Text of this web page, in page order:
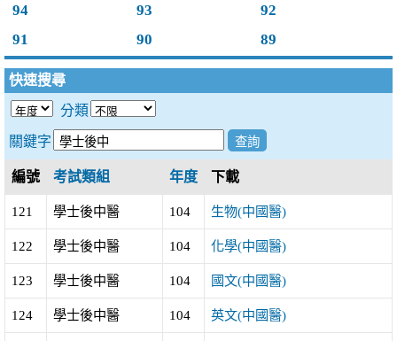
94
93
92
91
90 89
快速搜尋
分類
關鍵字
編號 考試類組 年度 下載
121 學士後中醫 104 生物(中國醫)
122 學士後中醫 104 化學(中國醫)
123 學士後中醫 104 國文(中國醫)
124 學士後中醫 104 英文(中國醫)